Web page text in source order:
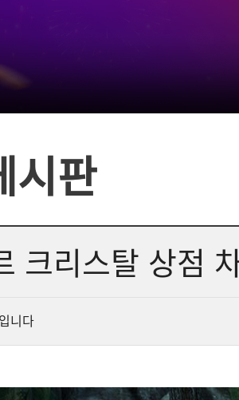
시판
크리스탈 상점
니다